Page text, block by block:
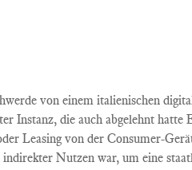
von einem italienischen
Instanz, die auch abgelehnt hatte
Leasing von der Consumer-
indirekter Nutzen war, um eine